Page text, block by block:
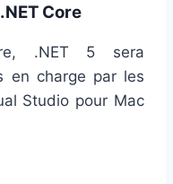
Core
.NET 5 sera
en charge par les
Studio pour Mac